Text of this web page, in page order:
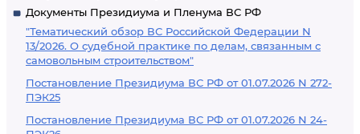
Документы Президиума и Пленума ВС РФ
"Тематический обзор ВС Российской Федерации N
13/2026. О судебной практике по делам, связанным с
самовольным строительством"
Постановление Президиума ВС РФ от 01.07.2026 N 272-
ПЭК25
Постановление Президиума ВС РФ от 01.07.2026 N 24-